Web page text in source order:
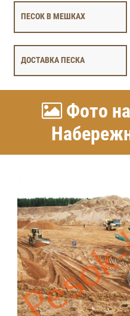
ПЕСОК В МЕШКАХ
ДОСТАВКА ПЕСКА
Фото